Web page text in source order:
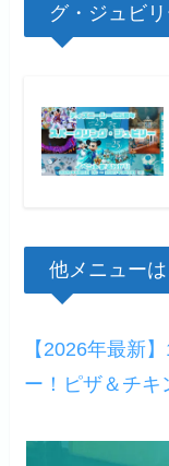
グ・ジュビ
他メニュー
【2026年最新
ー！ピザ＆チキ